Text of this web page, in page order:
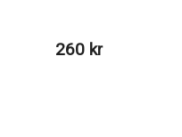
260 kr